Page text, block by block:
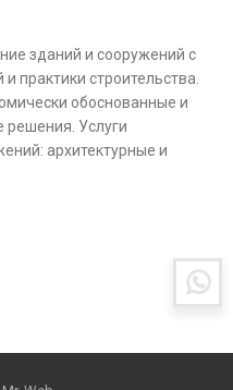
зданий и сооружений с
практики строительства.
обоснованные и
решения. Услуги
архитектурные и
работ с учётом норм и